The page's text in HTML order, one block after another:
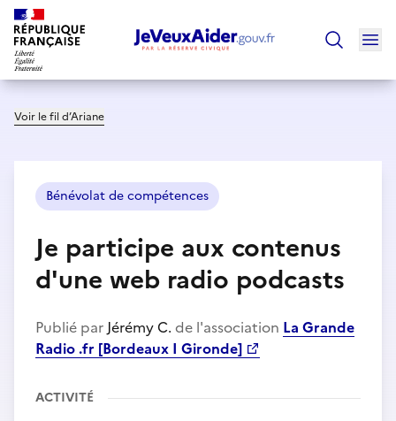
Voir le fil d’Ariane
Bénévolat de compétences
Je participe aux contenus
d'une web radio podcasts
Publié par Jérémy C. de l'association La Grande
Radio .fr [Bordeaux I Gironde]
ACTIVITÉ